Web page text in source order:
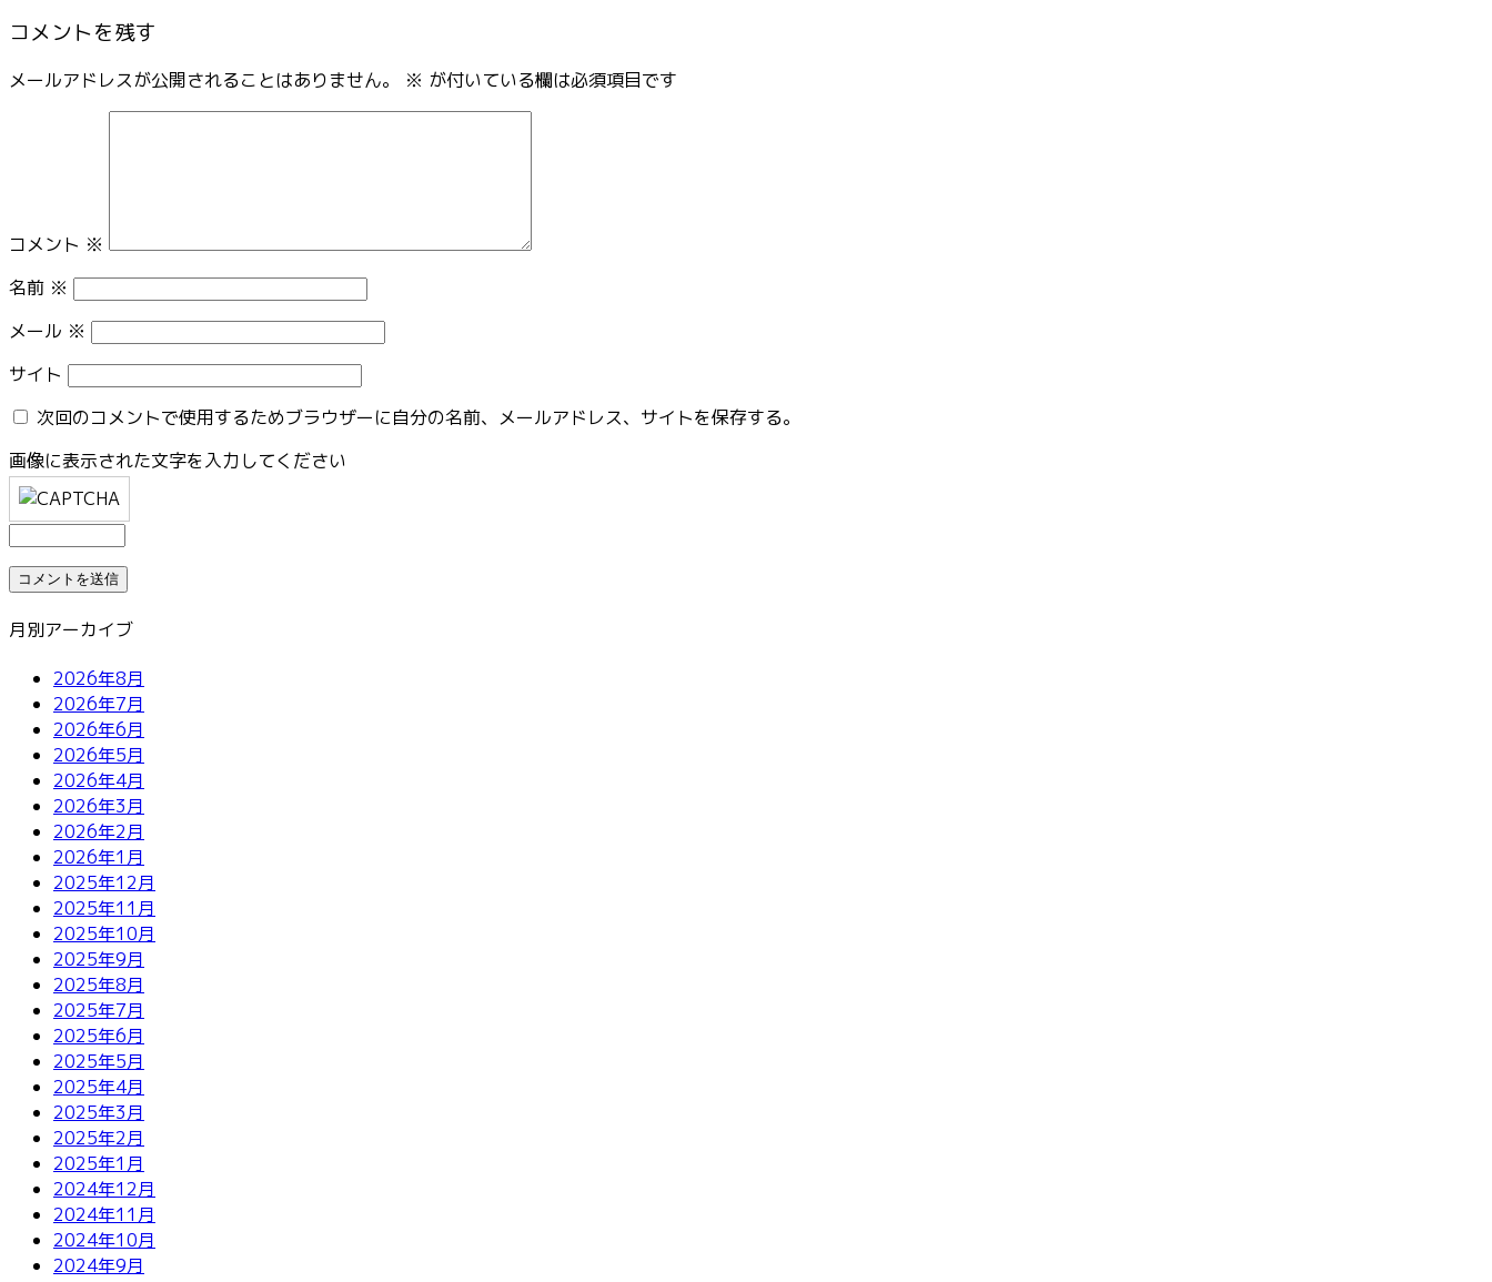
コメントを残す
メールアドレスが公開されることはありません。 ※ が付いている欄は必須項目です
コメント ※
名前 ※
メール ※
サイト
次回のコメントで使用するためブラウザーに自分の名前、メールアドレス、サイトを保存する。
画像に表示された文字を入力してください
月別アーカイブ
2026年8月
2026年7月
2026年6月
2026年5月
2026年4月
2026年3月
2026年2月
2026年1月
2025年12月
2025年11月
2025年10月
2025年9月
2025年8月
2025年7月
2025年6月
2025年5月
2025年4月
2025年3月
2025年2月
2025年1月
2024年12月
2024年11月
2024年10月
2024年9月